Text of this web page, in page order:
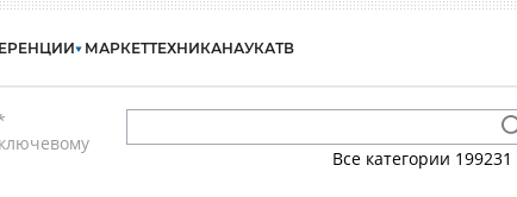
МАРКЕТТЕХНИКАНАУКАТВ
Все категории 199231